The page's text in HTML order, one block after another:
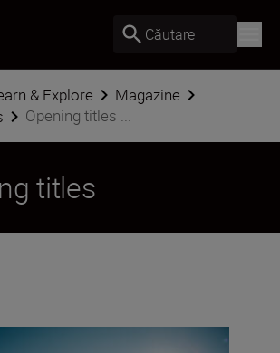
Căutare
& Explore
Magazine
Opening titles ...
titles
making with the Z6III and Jan Vincent